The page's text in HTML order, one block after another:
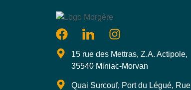
15 rue des Mettras, Z.A. Actipole,
35540 Miniac-Morvan
Quai Surcouf, Port du Légué, Rue